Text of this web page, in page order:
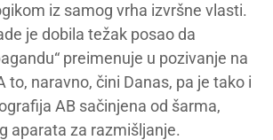
iz samog vrha izvršne vlasti.
je dobila težak posao da
preimenuje u pozivanje na
to, naravno, čini Danas, pa je tako i
AB sačinjena od šarma,
aparata za razmišljanje.